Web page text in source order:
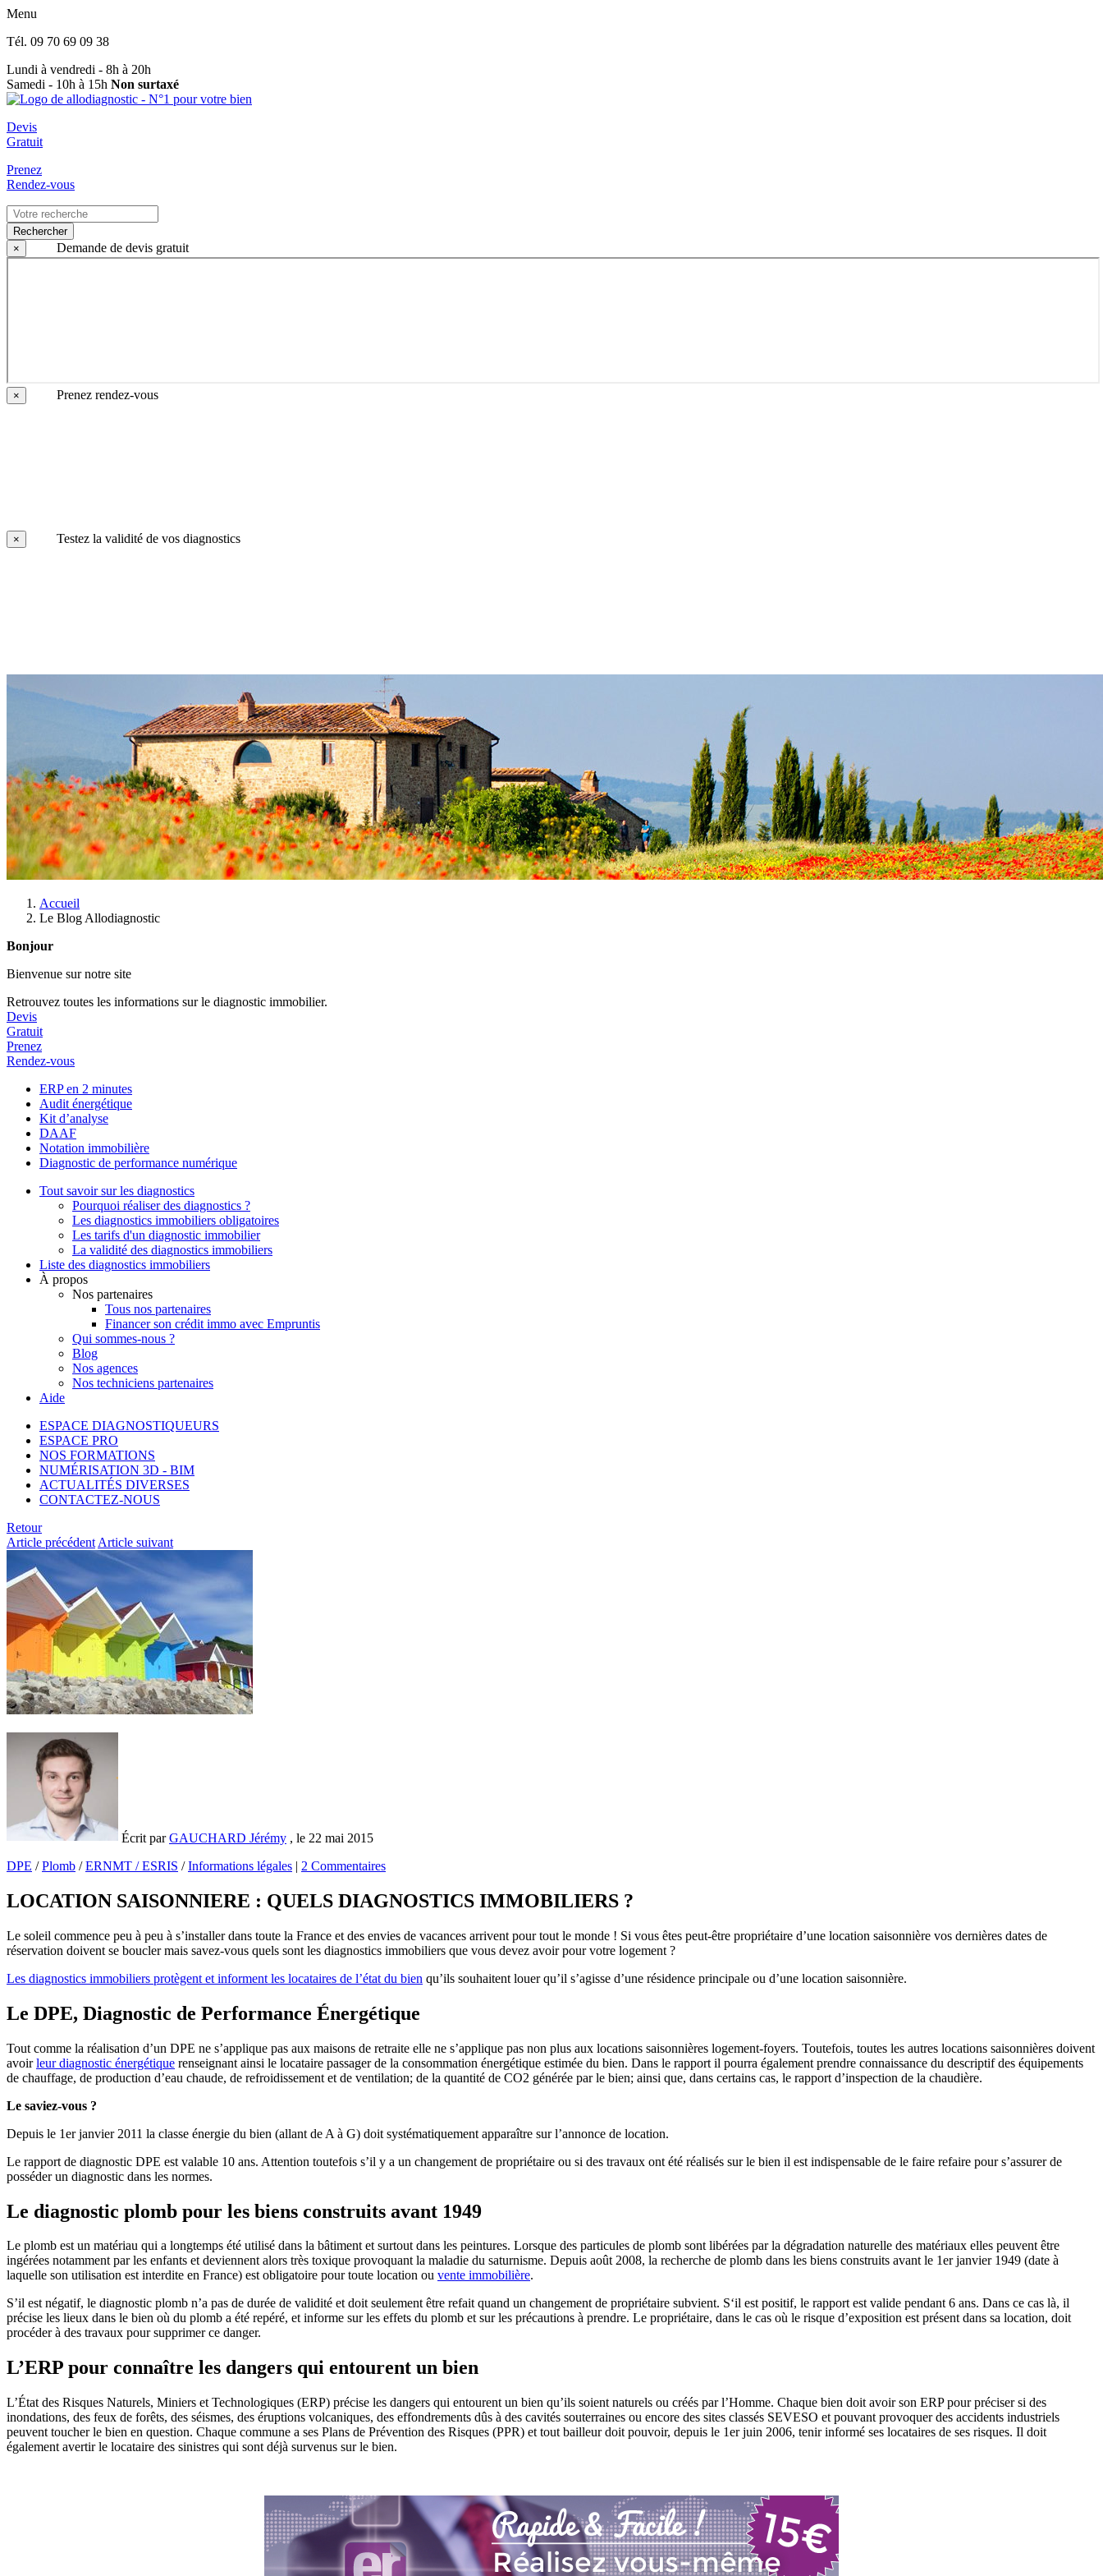
Menu
Tél. 09 70 69 09 38
Lundi à vendredi - 8h à 20h
Samedi - 10h à 15h Non surtaxé
Devis
Gratuit
Prenez
Rendez-vous
Rechercher
×
Demande de devis gratuit
× Prenez rendez-vous
× Testez la validité de vos diagnostics
Accueil
Le Blog Allodiagnostic
Bonjour
Bienvenue sur notre site
Retrouvez toutes les informations sur le diagnostic immobilier.
Devis
Gratuit
Prenez
Rendez-vous
ERP en 2 minutes
Audit énergétique
Kit d’analyse
DAAF
Notation immobilière
Diagnostic de performance numérique
Tout savoir sur les diagnostics
Pourquoi réaliser des diagnostics ?
Les diagnostics immobiliers obligatoires
Les tarifs d'un diagnostic immobilier
La validité des diagnostics immobiliers
Liste des diagnostics immobiliers
À propos
Nos partenaires
Tous nos partenaires
Financer son crédit immo avec Empruntis
Qui sommes-nous ?
Blog
Nos agences
Nos techniciens partenaires
Aide
ESPACE DIAGNOSTIQUEURS
ESPACE PRO
NOS FORMATIONS
NUMÉRISATION 3D - BIM
ACTUALITÉS DIVERSES
CONTACTEZ-NOUS
Retour
Article précédent Article suivant
Écrit parGAUCHARD Jérémy , le 22 mai 2015
DPE /Plomb /ERNMT / ESRIS /Informations légales | 2 Commentaires
LOCATION SAISONNIERE : QUELS DIAGNOSTICS IMMOBILIERS ?
Le soleil commence peu à peu à s’installer dans toute la France et des envies de vacances arrivent pour tout le monde ! Si vous êtes peut-être propriétaire d’une location saisonnière vos dernières dates de
réservation doivent se boucler mais savez-vous quels sont les diagnostics immobiliers que vous devez avoir pour votre logement ?
Les diagnostics immobiliers protègent et informent les locataires de l’état du bien qu’ils souhaitent louer qu’il s’agisse d’une résidence principale ou d’une location saisonnière.
Le DPE, Diagnostic de Performance Énergétique
Tout comme la réalisation d’un DPE ne s’applique pas aux maisons de retraite elle ne s’applique pas non plus aux locations saisonnières logement-foyers. Toutefois, toutes les autres locations saisonnières doivent
avoirleur diagnostic énergétique renseignant ainsi le locataire passager de la consommation énergétique estimée du bien. Dans le rapport il pourra également prendre connaissance du descriptif des équipements
de chauffage, de production d’eau chaude, de refroidissement et de ventilation; de la quantité de CO2 générée par le bien; ainsi que, dans certains cas, le rapport d’inspection de la chaudière.
Le saviez-vous ?
Depuis le 1er janvier 2011 la classe énergie du bien (allant de A à G) doit systématiquement apparaître sur l’annonce de location.
Le rapport de diagnostic DPE est valable 10 ans. Attention toutefois s’il y a un changement de propriétaire ou si des travaux ont été réalisés sur le bien il est indispensable de le faire refaire pour s’assurer de
posséder un diagnostic dans les normes.
Le diagnostic plomb pour les biens construits avant 1949
Le plomb est un matériau qui a longtemps été utilisé dans la bâtiment et surtout dans les peintures. Lorsque des particules de plomb sont libérées par la dégradation naturelle des matériaux elles peuvent être
ingérées notamment par les enfants et deviennent alors très toxique provoquant la maladie du saturnisme. Depuis août 2008, la recherche de plomb dans les biens construits avant le 1er janvier 1949 (date à
laquelle son utilisation est interdite en France) est obligatoire pour toute location ou vente immobilière.
S’il est négatif, le diagnostic plomb n’a pas de durée de validité et doit seulement être refait quand un changement de propriétaire subvient. S‘il est positif, le rapport est valide pendant 6 ans. Dans ce cas là, il
précise les lieux dans le bien où du plomb a été repéré, et informe sur les effets du plomb et sur les précautions à prendre. Le propriétaire, dans le cas où le risque d’exposition est présent dans sa location, doit
procéder à des travaux pour supprimer ce danger.
L’ERP pour connaître les dangers qui entourent un bien
L’État des Risques Naturels, Miniers et Technologiques (ERP) précise les dangers qui entourent un bien qu’ils soient naturels ou créés par l’Homme. Chaque bien doit avoir son ERP pour préciser si des
inondations, des feux de forêts, des séismes, des éruptions volcaniques, des effondrements dûs à des cavités souterraines ou encore des sites classés SEVESO et pouvant provoquer des accidents industriels
peuvent toucher le bien en question. Chaque commune a ses Plans de Prévention des Risques (PPR) et tout bailleur doit pouvoir, depuis le 1er juin 2006, tenir informé ses locataires de ses risques. Il doit
également avertir le locataire des sinistres qui sont déjà survenus sur le bien.